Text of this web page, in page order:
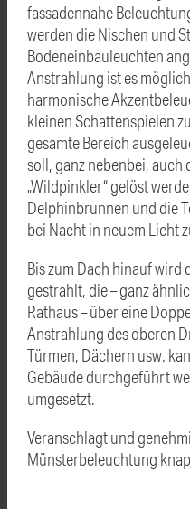
fassadennahe
werden die Nischen und
Bodeneinbauleuchten
Anstrahlung ist es
harmonische
kleinen Schattenspielen
gesamte Bereich
soll, ganz nebenbei,
„Wildpinkler“ gelöst
Delphinbrunnen und die
bei Nacht in neuem Licht
Bis zum Dach hinauf
gestrahlt, die – ganz
Rathaus – über eine
Anstrahlung des oberen
Türmen, Dächern usw.
Gebäude durchgeführt
umgesetzt.
Veranschlagt und
Münsterbeleuchtung